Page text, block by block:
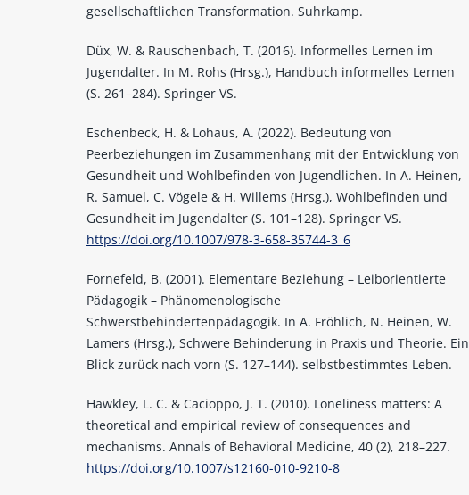
gesellschaftlichen Transformation. Suhrkamp.
Düx, W. & Rauschenbach, T. (2016). Informelles Lernen im
Jugendalter. In M. Rohs (Hrsg.), Handbuch informelles Lernen
(S. 261–284). Springer VS.
Eschenbeck, H. & Lohaus, A. (2022). Bedeutung von
Peerbeziehungen im Zusammenhang mit der Entwicklung von
Gesundheit und Wohlbefinden von Jugendlichen. In A. Heinen,
R. Samuel, C. Vögele & H. Willems (Hrsg.), Wohlbefinden und
Gesundheit im Jugendalter (S. 101–128). Springer VS.
https://doi.org/10.1007/978-3-658-35744-3_6
Fornefeld, B. (2001). Elementare Beziehung – Leiborientierte
Pädagogik – Phänomenologische
Schwerstbehindertenpädagogik. In A. Fröhlich, N. Heinen, W.
Lamers (Hrsg.), Schwere Behinderung in Praxis und Theorie. Ein
Blick zurück nach vorn (S. 127–144). selbstbestimmtes Leben.
Hawkley, L. C. & Cacioppo, J. T. (2010). Loneliness matters: A
theoretical and empirical review of consequences and
mechanisms. Annals of Behavioral Medicine, 40 (2), 218–227.
https://doi.org/10.1007/s12160-010-9210-8